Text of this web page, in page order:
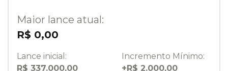
Maior lance atual:
R$ 0,00
Lance inicial:
R$ 337.000,00
Incremento Mínimo:
+R$ 2.000,00